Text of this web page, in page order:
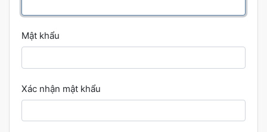
Mật khẩu
Xác nhận mật khẩu